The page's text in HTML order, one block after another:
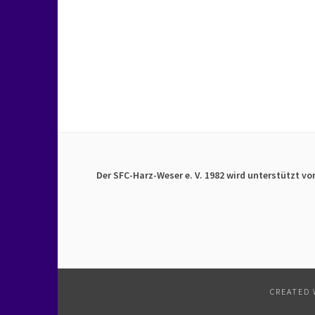
Der SFC-Harz-Weser e. V. 1982 wird unterstützt
CREATED